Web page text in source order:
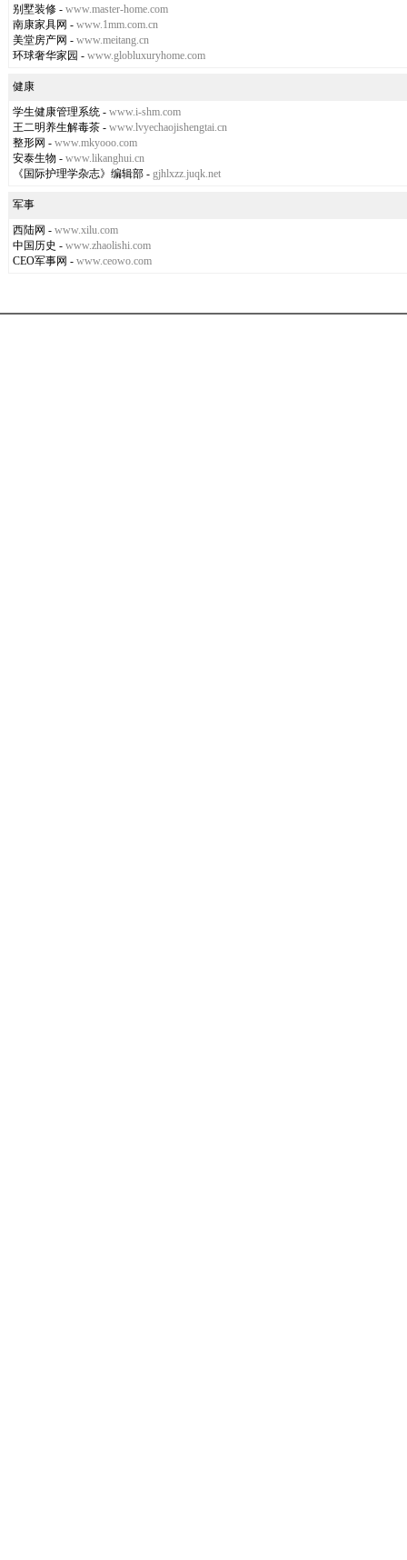
别墅装修 - www.master-home.com
南康家具网 - www.1mm.com.cn
美堂房产网 - www.meitang.cn
环球奢华家园 - www.globluxuryhome.com
健康
学生健康管理系统 - www.i-shm.com
王二明养生解毒茶 - www.lvyechaojishengtai.cn
整形网 - www.mkyooo.com
安泰生物 - www.likanghui.cn
《国际护理学杂志》编辑部 - gjhlxzz.juqk.net
军事
西陆网 - www.xilu.com
中国历史 - www.zhaolishi.com
CEO军事网 - www.ceowo.com